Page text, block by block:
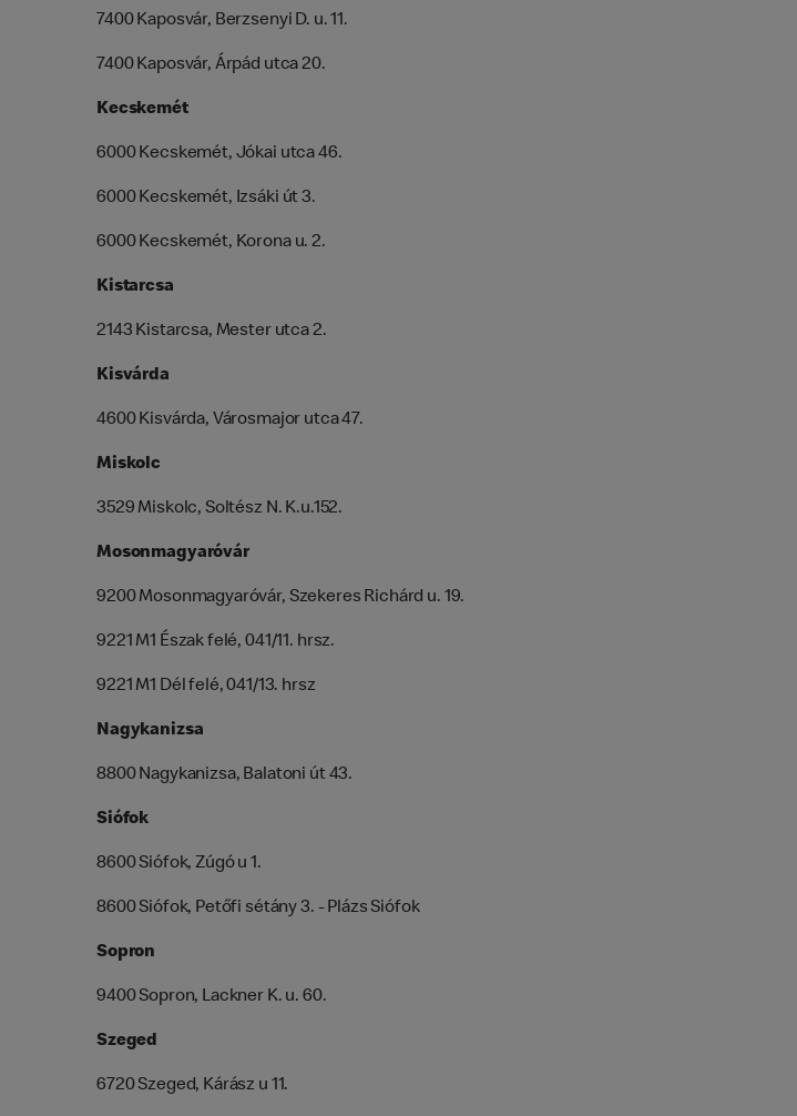
7400 Kaposvár, Berzsenyi D. u. 11.
7400 Kaposvár, Árpád utca 20.
Kecskemét
6000 Kecskemét, Jókai utca 46.
6000 Kecskemét, Izsáki út 3.
6000 Kecskemét, Korona u. 2.
Kistarcsa
2143 Kistarcsa, Mester utca 2.
Kisvárda
4600 Kisvárda, Városmajor utca 47.
Miskolc
3529 Miskolc, Soltész N. K.u.152.
Mosonmagyaróvár
9200 Mosonmagyaróvár, Szekeres Richárd u. 19.
9221 M1 Észak felé, 041/11. hrsz.
9221 M1 Dél felé, 041/13. hrsz
Nagykanizsa
8800 Nagykanizsa, Balatoni út 43.
Siófok
8600 Siófok, Zúgó u 1.
8600 Siófok, Petőfi sétány 3. - Plázs Siófok
Sopron
9400 Sopron, Lackner K. u. 60.
Szeged
6720 Szeged, Kárász u 11.